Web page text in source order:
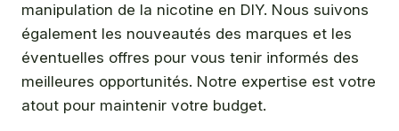
manipulation de la nicotine en DIY. Nous suivons
également les nouveautés des marques et les
éventuelles offres pour vous tenir informés des
meilleures opportunités. Notre expertise est votre
atout pour maintenir votre budget.